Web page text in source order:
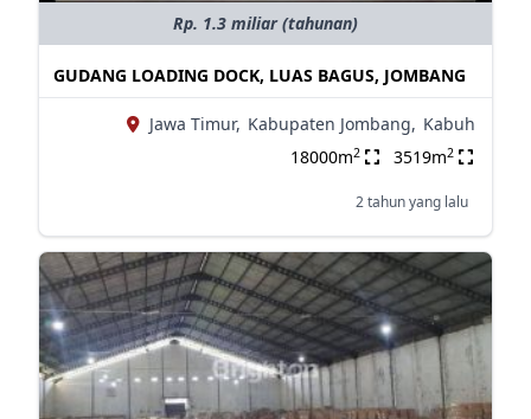
Rp. 1.3 miliar (tahunan)
GUDANG LOADING DOCK, LUAS BAGUS, JOMBANG
Jawa Timur, Kabupaten Jombang, Kabuh
18000m2 3519m2
2 tahun yang lalu